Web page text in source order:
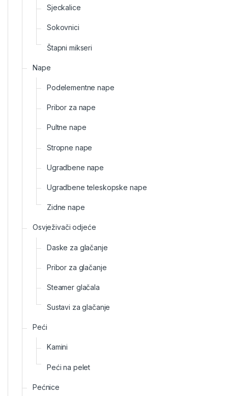
Sjeckalice
Sokovnici
Štapni mikseri
Nape
Podelementne nape
Pribor za nape
Pultne nape
Stropne nape
Ugradbene nape
Ugradbene teleskopske nape
Zidne nape
Osvježivači odjeće
Daske za glačanje
Pribor za glačanje
Steamer glačala
Sustavi za glačanje
Peći
Kamini
Peći na pelet
Pećnice